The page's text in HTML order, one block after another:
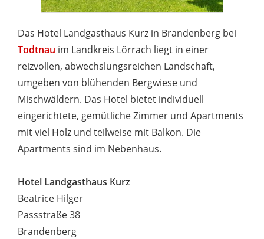
Das Hotel Landgasthaus Kurz in Brandenberg bei
Todtnau im Landkreis Lörrach liegt in einer
reizvollen, abwechslungsreichen Landschaft,
umgeben von blühenden Bergwiese und
Mischwäldern. Das Hotel bietet individuell
eingerichtete, gemütliche Zimmer und Apartments
mit viel Holz und teilweise mit Balkon. Die
Apartments sind im Nebenhaus.
Hotel Landgasthaus Kurz
Beatrice Hilger
Passstraße 38
Brandenberg